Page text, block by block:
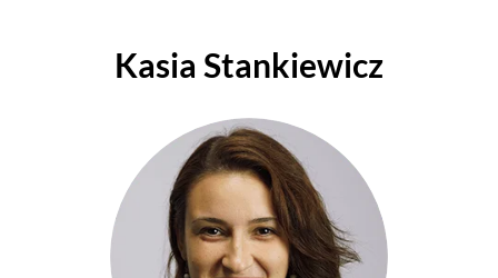
Kasia Stankiewicz